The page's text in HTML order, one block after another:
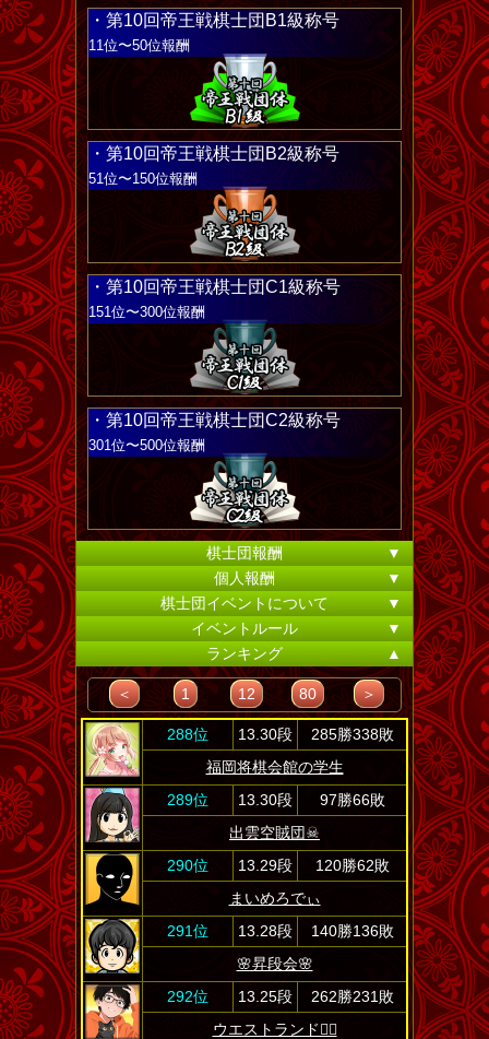
・第10回帝王戦棋士団B1級称号
11位〜50位報酬
・第10回帝王戦棋士団B2級称号
51位〜150位報酬
・第10回帝王戦棋士団C1級称号
151位〜300位報酬
・第10回帝王戦棋士団C2級称号
301位〜500位報酬
棋士団報酬
▼
個人報酬
▼
棋士団イベントについて
▼
イベントルール
▼
ランキング
▲
＜ 1 12 80 ＞
288位 13.30段
285勝338敗
福岡将棋会館の学生
289位
13.30段
97勝66敗
出雲空賊団☠
290位
13.29段
120勝62敗
まいめろでぃ
291位
13.28段
140勝136敗
🌸昇段会🌸
292位
13.25段
262勝231敗
ウエストランド🏳️‍🌈